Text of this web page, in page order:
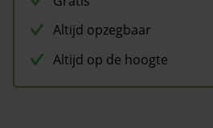
Altijd opzegbaar
Altijd op de hoogte